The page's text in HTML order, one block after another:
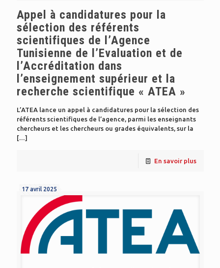
Appel à candidatures pour la
sélection des référents
scientifiques de l’Agence
Tunisienne de l’Evaluation et de
l’Accréditation dans
l’enseignement supérieur et la
recherche scientifique « ATEA »
L’ATEA lance un appel à candidatures pour la sélection des
référents scientifiques de l’agence, parmi les enseignants
chercheurs et les chercheurs ou grades équivalents, sur la
[…]
En savoir plus
17 avril 2025